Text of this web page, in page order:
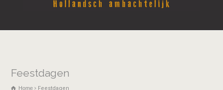
Feestdagen
Home Feestdagen